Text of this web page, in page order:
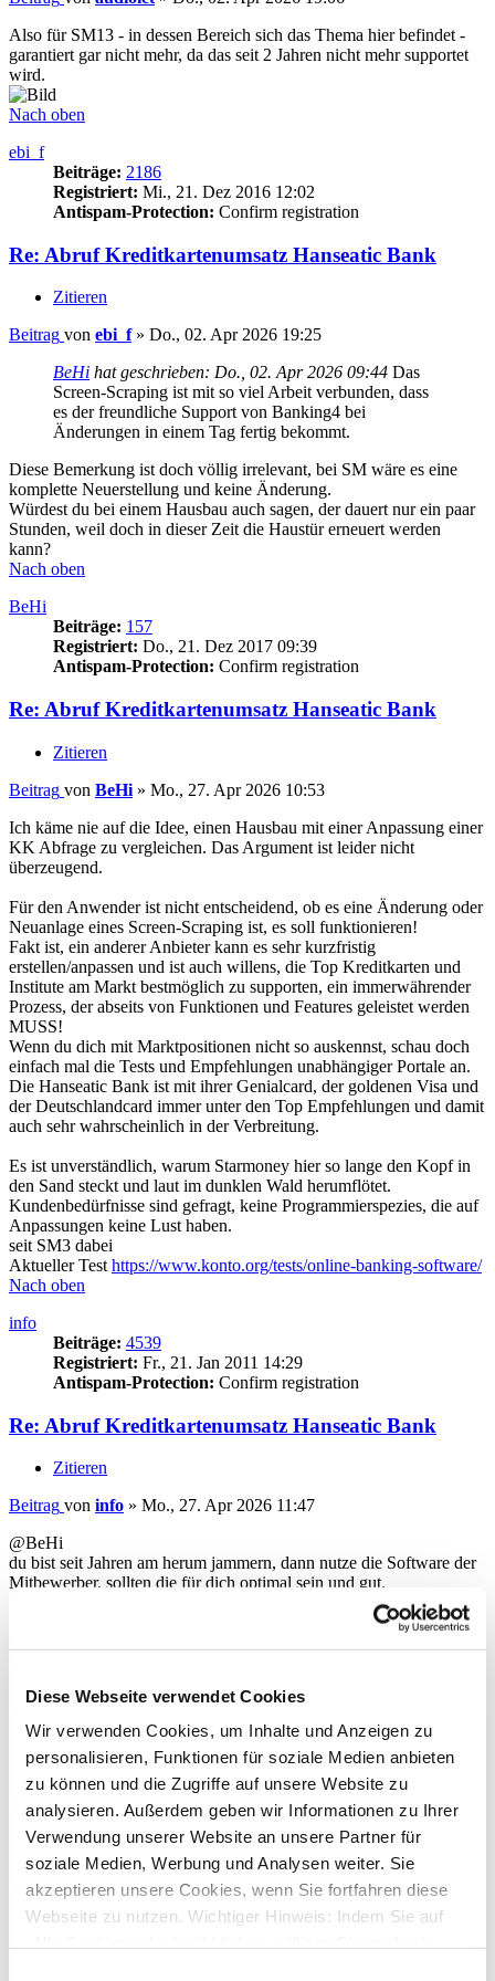
Diese Webseite verwendet Cookies
Wir verwenden Cookies, um Inhalte und Anzeigen zu
personalisieren, Funktionen für soziale Medien anbieten
zu können und die Zugriffe auf unsere Website zu
analysieren. Außerdem geben wir Informationen zu Ihrer
Verwendung unserer Website an unsere Partner für
soziale Medien, Werbung und Analysen weiter. Sie
akzeptieren unsere Cookies, wenn Sie fortfahren diese
Webseite zu nutzen. Wichtiger Hinweis: Indem Sie auf
Also für SM13 - in dessen Bereich sich das Thema hier befindet -
garantiert gar nicht mehr, da das seit 2 Jahren nicht mehr supportet
wird.
Nach oben
ebi_f
Beiträge: 2186
Registriert: Mi., 21. Dez 2016 12:02
Antispam-Protection: Confirm registration
Re: Abruf Kreditkartenumsatz Hanseatic Bank
Zitieren
Beitrag von ebi_f» Do., 02. Apr 2026 19:25
BeHi hat geschrieben: Do., 02. Apr 2026 09:44 Das
Screen-Scraping ist mit so viel Arbeit verbunden, dass
es der freundliche Support von Banking4 bei
Änderungen in einem Tag fertig bekommt.
Diese Bemerkung ist doch völlig irrelevant, bei SM wäre es eine
komplette Neuerstellung und keine Änderung.
Würdest du bei einem Hausbau auch sagen, der dauert nur ein paar
Stunden, weil doch in dieser Zeit die Haustür erneuert werden
kann?
Nach oben
BeHi
Beiträge: 157
Registriert: Do., 21. Dez 2017 09:39
Antispam-Protection: Confirm registration
Re: Abruf Kreditkartenumsatz Hanseatic Bank
Zitieren
Beitrag von BeHi » Mo., 27. Apr 2026 10:53
Ich käme nie auf die Idee, einen Hausbau mit einer Anpassung einer
KK Abfrage zu vergleichen. Das Argument ist leider nicht
überzeugend.
Für den Anwender ist nicht entscheidend, ob es eine Änderung oder
Neuanlage eines Screen-Scraping ist, es soll funktionieren!
Fakt ist, ein anderer Anbieter kann es sehr kurzfristig
erstellen/anpassen und ist auch willens, die Top Kreditkarten und
Institute am Markt bestmöglich zu supporten, ein immerwährender
Prozess, der abseits von Funktionen und Features geleistet werden
MUSS!
Wenn du dich mit Marktpositionen nicht so auskennst, schau doch
einfach mal die Tests und Empfehlungen unabhängiger Portale an.
Die Hanseatic Bank ist mit ihrer Genialcard, der goldenen Visa und
der Deutschlandcard immer unter den Top Empfehlungen und damit
auch sehr wahrscheinlich in der Verbreitung.
Es ist unverständlich, warum Starmoney hier so lange den Kopf in
den Sand steckt und laut im dunklen Wald herumflötet.
Kundenbedürfnisse sind gefragt, keine Programmierspezies, die auf
Anpassungen keine Lust haben.
seit SM3 dabei
Aktueller Test https://www.konto.org/tests/online-banking-software/
Nach oben
info
Beiträge: 4539
Registriert: Fr., 21. Jan 2011 14:29
Antispam-Protection: Confirm registration
Re: Abruf Kreditkartenumsatz Hanseatic Bank
Zitieren
Beitrag von info » Mo., 27. Apr 2026 11:47
@BeHi
du bist seit Jahren am herum jammern, dann nutze die Software der
Mitbewerber, sollten die für dich optimal sein und gut.
... @ebi_f und @audiolet kennen sich sehr gut aus, warum musst du
BeHi
Registriert:Do., 21. Dez 2017 09:39
Antispam-Protection:Confirm registration
Re: Abruf Kreditkartenumsatz Hanseatic Bank
Zitieren
Beitrag vonBeHi» Mo., 27. Apr 2026 14:15
@BeHi